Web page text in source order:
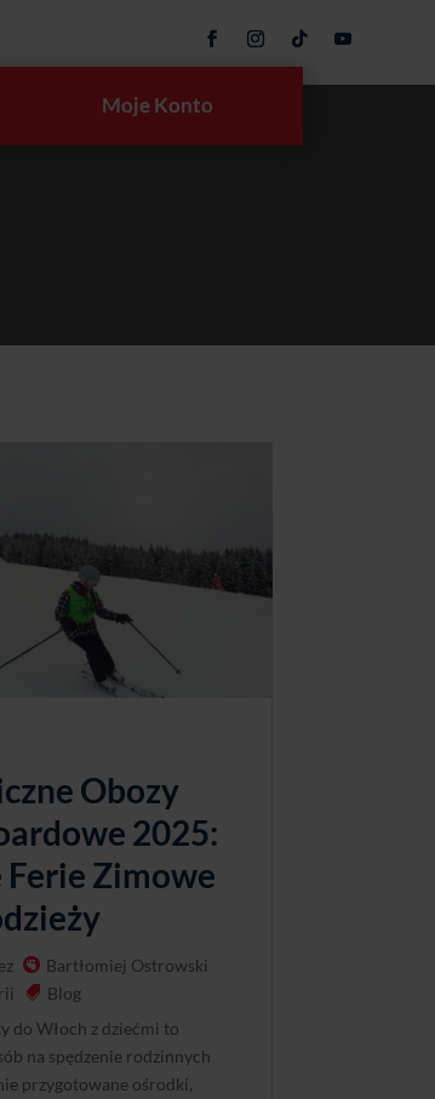
Moje Konto
Obozy
2025:
Ferie Zimowe
Bartłomiej Ostrowski
Blog
do Włoch z dziećmi to
na spędzenie rodzinnych
przygotowane ośrodki,